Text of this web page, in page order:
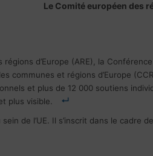
Le Comité européen des
d’Europe (ARE), la
communes et régions d’Europe
et plus de 12 000 soutiens
plus visible.
de l’UE. Il s’inscrit dans le cadre